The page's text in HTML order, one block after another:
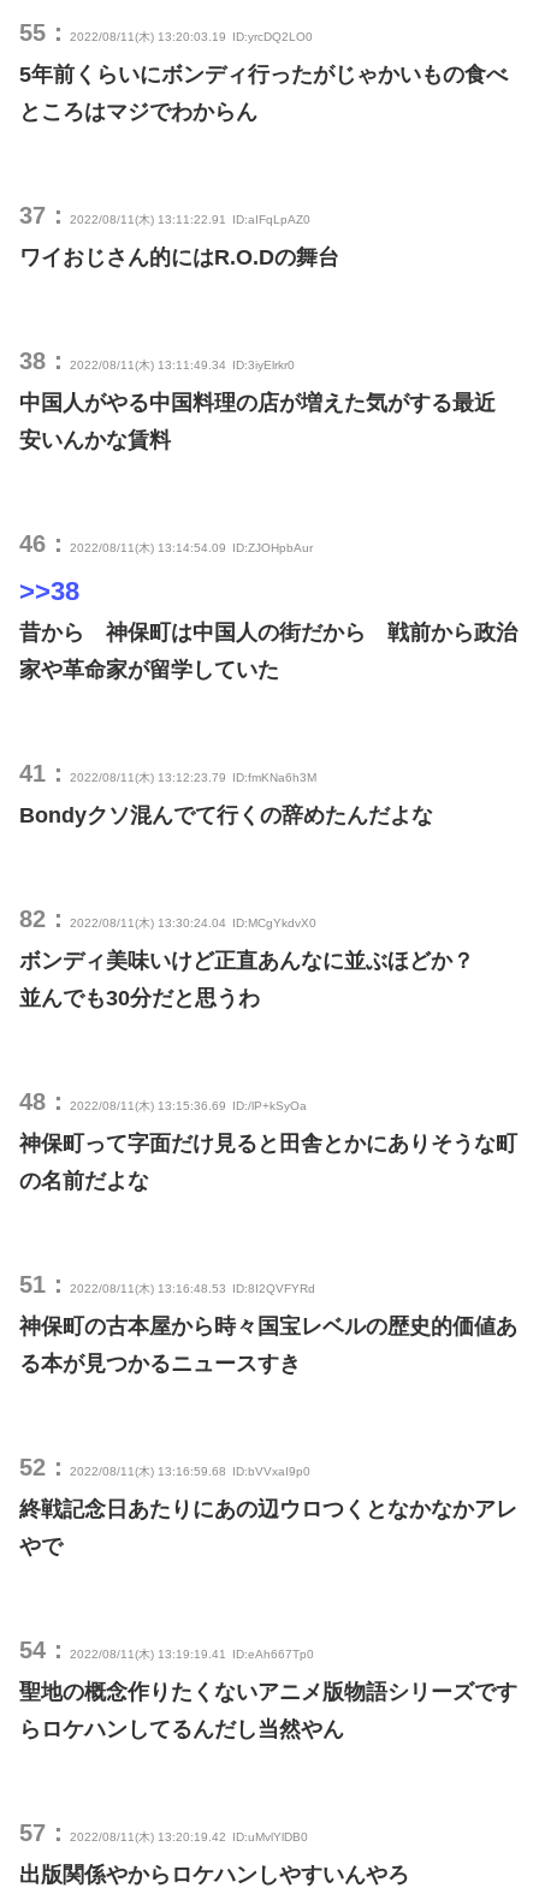
55： 2022/08/11(木) 13:20:03.19 ID:yrcDQ2LO0
5年前くらいにボンディ行ったがじゃかいもの食べ
ところはマジでわからん
37： 2022/08/11(木) 13:11:22.91 ID:aIFqLpAZ0
ワイおじさん的にはR.O.Dの舞台
38： 2022/08/11(木) 13:11:49.34 ID:3iyElrkr0
中国人がやる中国料理の店が増えた気がする最近
安いんかな賃料
46： 2022/08/11(木) 13:14:54.09 ID:ZJOHpbAur
>>38
昔から 神保町は中国人の街だから 戦前から政治
家や革命家が留学していた
41： 2022/08/11(木) 13:12:23.79 ID:fmKNa6h3M
Bondyクソ混んでて行くの辞めたんだよな
82： 2022/08/11(木) 13:30:24.04 ID:MCgYkdvX0
ボンディ美味いけど正直あんなに並ぶほどか？
並んでも30分だと思うわ
48： 2022/08/11(木) 13:15:36.69 ID:/lP+kSyOa
神保町って字面だけ見ると田舎とかにありそうな町
の名前だよな
51： 2022/08/11(木) 13:16:48.53 ID:8I2QVFYRd
神保町の古本屋から時々国宝レベルの歴史的価値あ
る本が見つかるニュースすき
52： 2022/08/11(木) 13:16:59.68 ID:bVVxaI9p0
終戦記念日あたりにあの辺ウロつくとなかなかアレ
やで
54： 2022/08/11(木) 13:19:19.41 ID:eAh667Tp0
聖地の概念作りたくないアニメ版物語シリーズです
らロケハンしてるんだし当然やん
57： 2022/08/11(木) 13:20:19.42 ID:uMvlYlDB0
出版関係やからロケハンしやすいんやろ